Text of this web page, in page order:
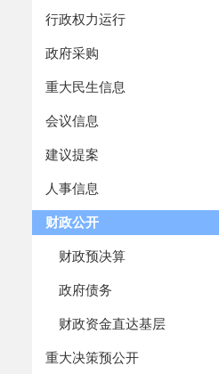
行政权力运行
政府采购
重大民生信息
会议信息
建议提案
人事信息
财政公开
财政预决算
政府债务
财政资金直达基层
重大决策预公开